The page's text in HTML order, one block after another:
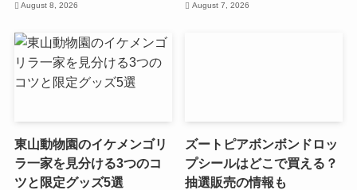
August 8, 2026 August 7, 2026
東山動物園のイケメンゴリ
ラ一家を見分ける3つのコ
ツと限定グッズ5選
ズートピアボンボンドロッ
プシールはどこで買える？
抽選販売の情報も